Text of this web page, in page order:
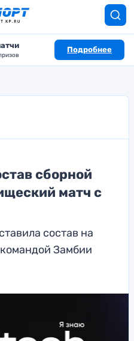
Подробнее
сборной
матч с
состав на
Замбии